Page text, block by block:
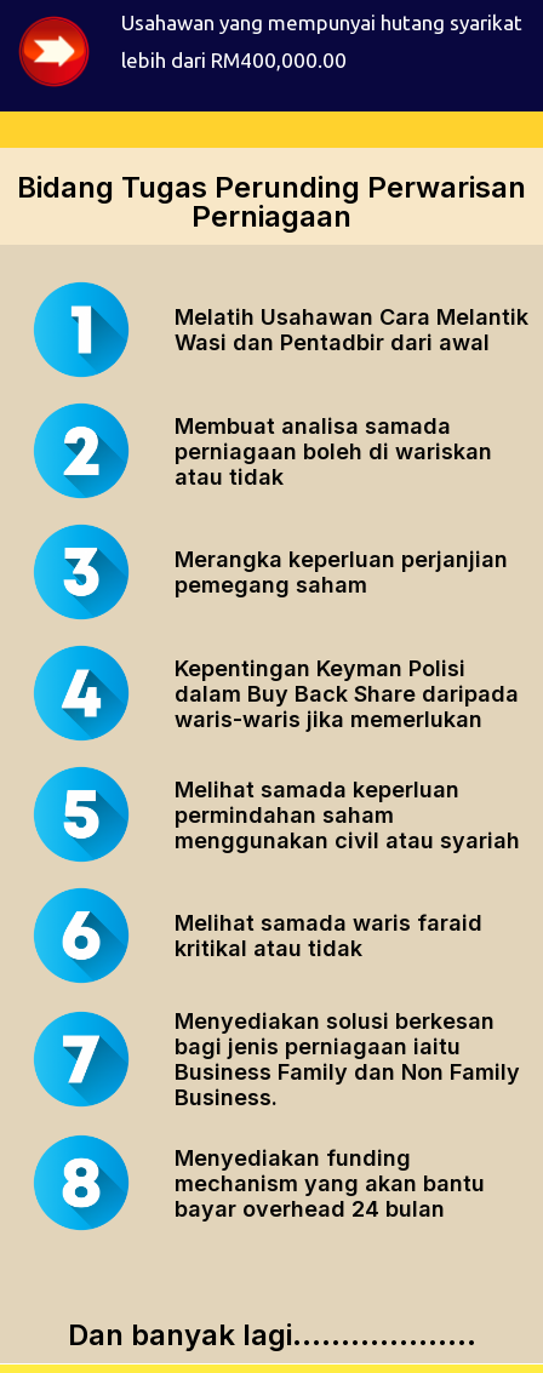
Usahawan yang mempunyai hutang syarikat
lebih dari RM400,000.00
Bidang Tugas Perunding Perwarisan
Perniagaan
Melatih Usahawan Cara Melantik
Wasi dan Pentadbir dari awal
Membuat analisa samada
perniagaan boleh di wariskan
atau tidak
Merangka keperluan perjanjian
pemegang saham
Kepentingan Keyman Polisi
dalam Buy Back Share daripada
waris-waris jika memerlukan
Melihat samada keperluan
permindahan saham
menggunakan civil atau syariah
Melihat samada waris faraid
kritikal atau tidak
Menyediakan solusi berkesan
bagi jenis perniagaan iaitu
Business Family dan Non Family
Business.
Menyediakan funding
mechanism yang akan bantu
bayar overhead 24 bulan
Dan banyak lagi...................